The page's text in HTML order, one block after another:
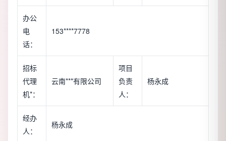
办公
电
话：
153****7778
招标
代理
机*：
云南***有限公司
项目
负责
人：
杨永成
经办
人：
杨永成